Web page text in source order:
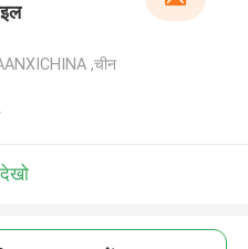
,चीन